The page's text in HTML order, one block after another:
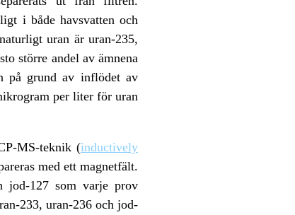
i både havsvatten och
uran är uran-235,
större andel av ämnena
på grund av inflödet av
per liter för uran
MS-teknik (inductively
med ett magnetfält.
jod-127 som varje prov
233, uran-236 och jod-